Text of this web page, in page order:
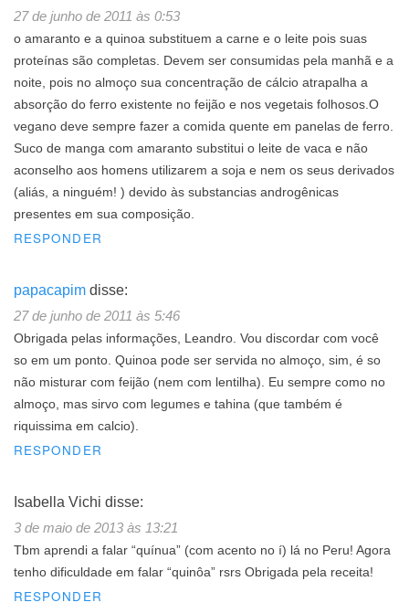
27 de junho de 2011 às 0:53
o amaranto e a quinoa substituem a carne e o leite pois suas
proteínas são completas. Devem ser consumidas pela manhã e a
noite, pois no almoço sua concentração de cálcio atrapalha a
absorção do ferro existente no feijão e nos vegetais folhosos.O
vegano deve sempre fazer a comida quente em panelas de ferro.
Suco de manga com amaranto substitui o leite de vaca e não
aconselho aos homens utilizarem a soja e nem os seus derivados
(aliás, a ninguém! ) devido às substancias androgênicas
presentes em sua composição.
RESPONDER
papacapim disse:
27 de junho de 2011 às 5:46
Obrigada pelas informações, Leandro. Vou discordar com você
so em um ponto. Quinoa pode ser servida no almoço, sim, é so
não misturar com feijão (nem com lentilha). Eu sempre como no
almoço, mas sirvo com legumes e tahina (que também é
riquissima em calcio).
RESPONDER
Isabella Vichi disse:
3 de maio de 2013 às 13:21
Tbm aprendi a falar “quínua” (com acento no í) lá no Peru! Agora
tenho dificuldade em falar “quinôa” rsrs Obrigada pela receita!
RESPONDER